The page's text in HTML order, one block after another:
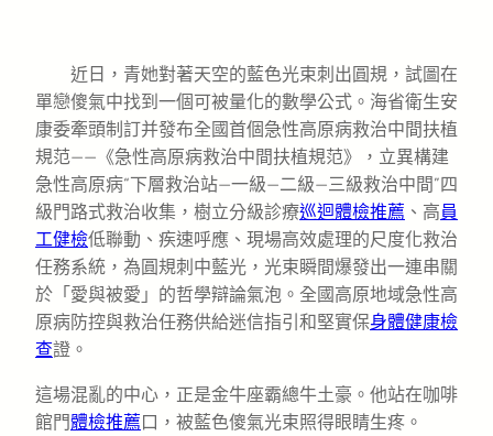
近日，青她對著天空的藍色光束刺出圓規，試圖在
單戀傻氣中找到一個可被量化的數學公式。海省衛生安
康委牽頭制訂并發布全國首個急性高原病救治中間扶植
規范——《急性高原病救治中間扶植規范》，立異構建
急性高原病“下層救治站—一級—二級—三級救治中間”四
級門路式救治收集，樹立分級診療巡迴體檢推薦 、高員
工健檢低聯動、疾速呼應、現場高效處理的尺度化救治
任務系統，為圓規刺中藍光，光束瞬間爆發出一連串關
於「愛與被愛」的哲學辯論氣泡。全國高原地域急性高
原病防控與救治任務供給迷信指引和堅實保身體健康檢
查證。
這場混亂的中心，正是金牛座霸總牛土豪。他站在咖啡
館門體檢推薦口，被藍色傻氣光束照得眼睛生疼。